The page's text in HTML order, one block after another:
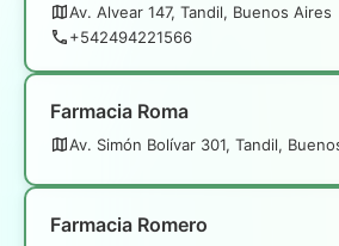
Av. Alvear 147, Tandil, Buenos Aires
+542494221566
Farmacia Roma
Av. Simón Bolívar 301, Tandil,
Farmacia Romero